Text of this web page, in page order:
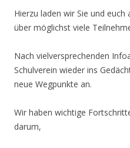
Hierzu laden wir Sie und
über möglichst viele
Nach vielversprechenden
Schulverein wieder ins
neue Wegpunkte an.
Wir haben wichtige
darum,